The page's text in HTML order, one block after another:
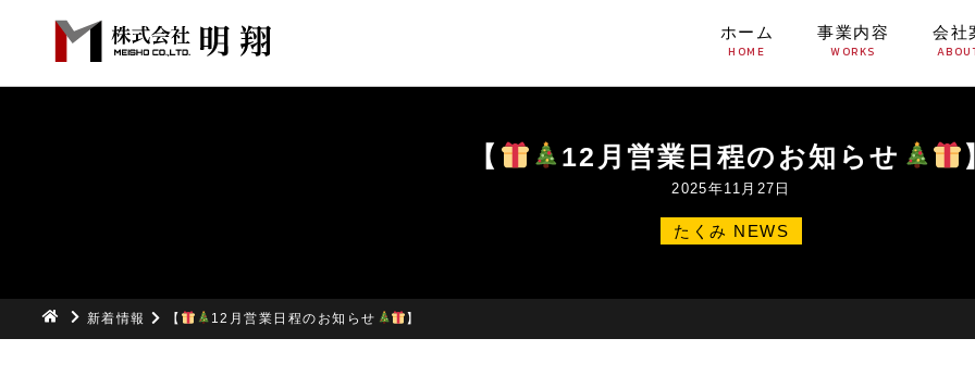
ホーム
HOME
事業内容
WORKS
会社
【 12月営業日程のお知らせ
2025年11月27日
たくみ NEWS
新着情報 【 12月営業日程のお知らせ 】